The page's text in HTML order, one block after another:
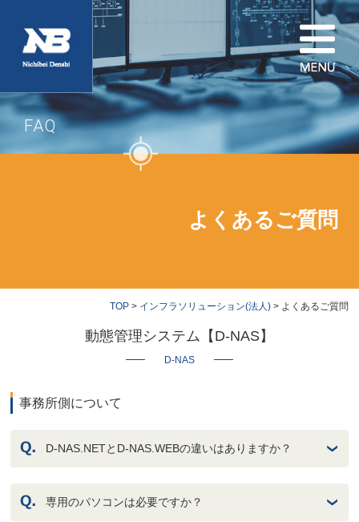
TOP> インフラソリューション(法人)> よくあるご質問
よくあるご質問
FAQ
動態管理システム【D-NAS】
D-NAS
事務所側について
D-NAS.NETとD-NAS.WEBの違いはありますか？
専用のパソコンは必要ですか？